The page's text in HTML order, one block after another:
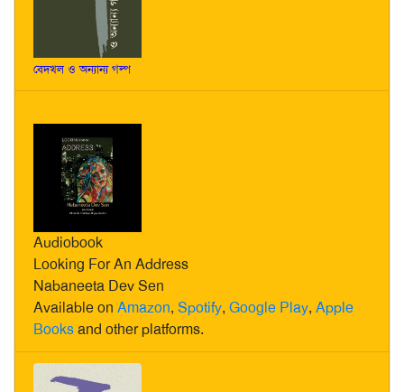
বেদখল ও অন্যান্য গল্প
Audiobook
Looking For An Address
Nabaneeta Dev Sen
Available on Amazon, Spotify, Google Play, Apple
Booksand other platforms.